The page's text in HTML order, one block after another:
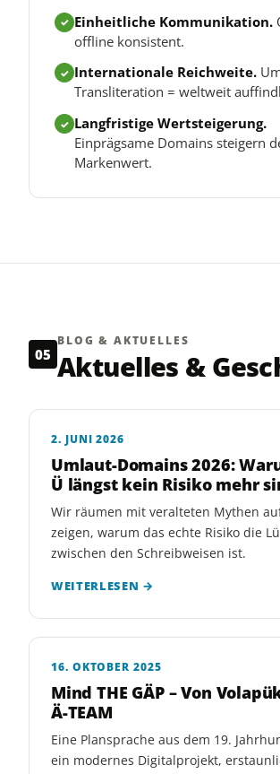
✓ Einheitliche Kommunikation.
offline konsistent.
✓ Internationale Reichweite.
Transliteration = weltweit
✓ Langfristige Wertsteigerung.
Einprägsame Domains steigern
Markenwert.
05
BLOG & AKTUELLES
Aktuelles &
2. JUNI 2026
Umlaut-Domains 2026:
Ü längst kein Risiko mehr
Wir räumen mit veralteten Mythen
zeigen, warum das echte Risiko die
zwischen den Schreibweisen ist.
WEITERLESEN →
16. OKTOBER 2025
Mind THE GÄP – Von
Ä-TEAM
Eine Plansprache aus dem 19.
ein modernes Digitalprojekt,